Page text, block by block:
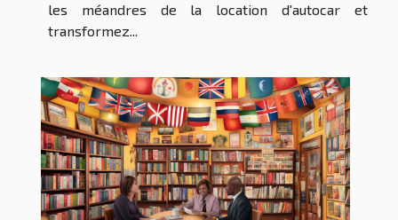
les méandres de la location d'autocar et
transformez...